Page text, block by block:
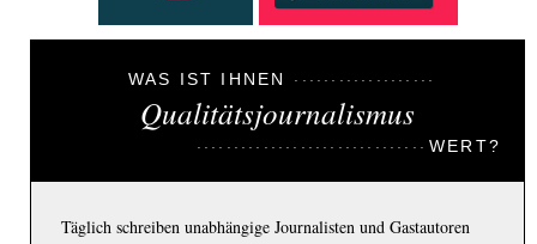
WAS IST IHNEN
Qualitätsjournalismus
WERT?
Täglich schreiben unabhängige Journalisten und Gastautoren